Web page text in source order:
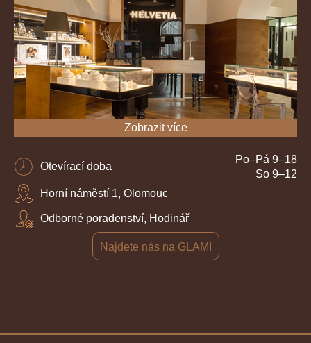
Zobrazit více
Otevírací doba
Po–Pá 9–18
So 9–12
Horní náměstí 1, Olomouc
Odborné poradenství, Hodinář
Najdete nás na GLAMI